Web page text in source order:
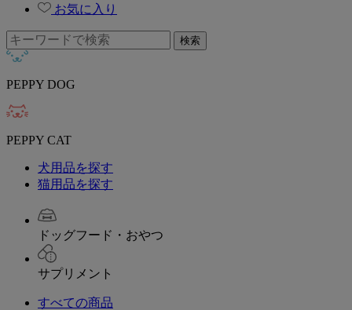
お気に入り
PEPPY DOG
PEPPY CAT
犬用品を探す
猫用品を探す
ドッグフード・おやつ
サプリメント
すべての商品